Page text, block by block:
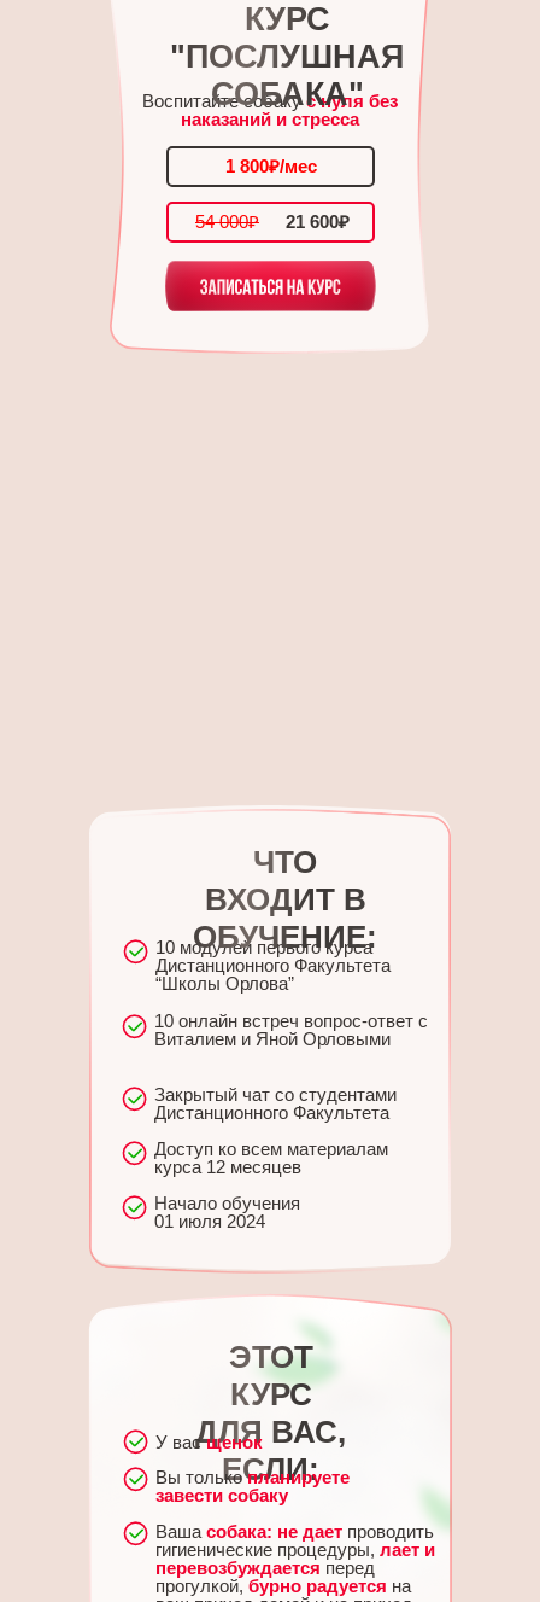
Воспитайте собаку с нуля без
наказаний и стресса
1 800₽/мес
54 000₽ 21 600₽
КУРС
"ПОСЛУШНАЯ
СОБАКА"
10 модулей первого курса
Дистанционного Факультета
“Школы Орлова”
10 онлайн встреч вопрос-ответ с
Виталием и Яной Орловыми
Закрытый чат со студентами
Дистанционного Факультета
Доступ ко всем материалам
курса 12 месяцев
Начало обучения
01 июля 2024
ЧТО
ВХОДИТ В
ОБУЧЕНИЕ:
ЭТОТ
КУРС
ДЛЯ ВАС,
ЕСЛИ:
У васщенок
Вы толькопланируете
завести собаку
Ваша собака: не дает проводить
гигиенические процедуры, лает и
перевозбуждается перед
прогулкой, бурно радуется на